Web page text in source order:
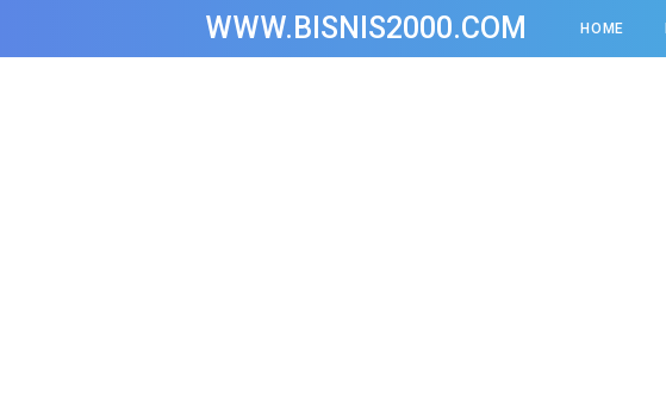
WWW.BISNIS2000.COM HOME